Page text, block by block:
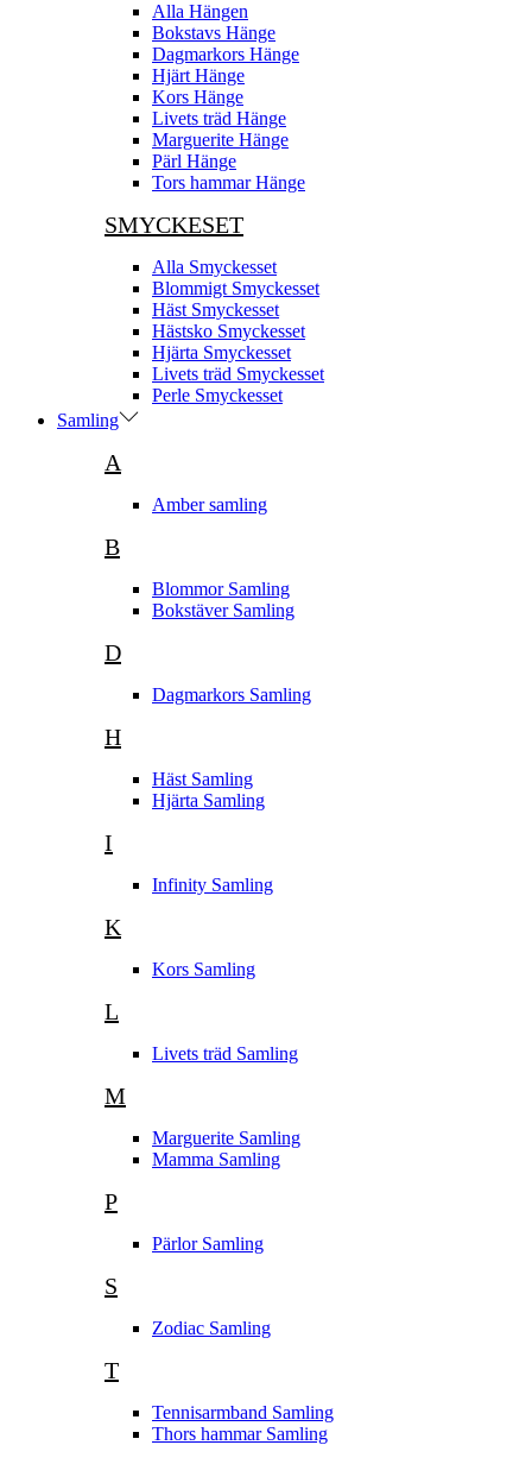
Alla Hängen
Bokstavs Hänge
Dagmarkors Hänge
Hjärt Hänge
Kors Hänge
Livets träd Hänge
Marguerite Hänge
Pärl Hänge
Tors hammar Hänge
SMYCKESET
Alla Smyckesset
Blommigt Smyckesset
Häst Smyckesset
Hästsko Smyckesset
Hjärta Smyckesset
Livets träd Smyckesset
Perle Smyckesset
Samling
A
Amber samling
B
Blommor Samling
Bokstäver Samling
D
Dagmarkors Samling
H
Häst Samling
Hjärta Samling
I
Infinity Samling
K
Kors Samling
L
Livets träd Samling
M
Marguerite Samling
Mamma Samling
P
Pärlor Samling
S
Zodiac Samling
T
Tennisarmband Samling
Thors hammar Samling